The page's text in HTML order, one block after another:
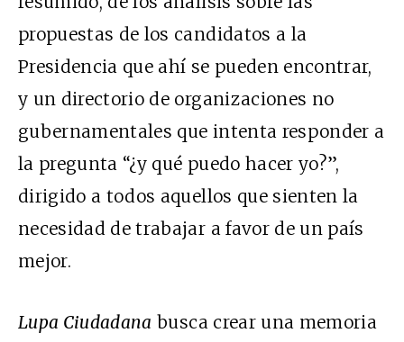
propuestas de los candidatos a la
Presidencia que ahí se pueden encontrar,
y un directorio de organizaciones no
gubernamentales que intenta responder a
la pregunta “¿y qué puedo hacer yo?”,
dirigido a todos aquellos que sienten la
necesidad de trabajar a favor de un país
mejor.
Lupa Ciudadana busca crear una memoria